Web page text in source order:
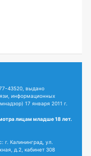
43520, выдано
информационных
17 января 2011 г.
лицам младше 18 лет.
г. Калининград, ул.
д.2, кабинет 308